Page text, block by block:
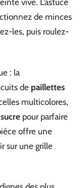
vive. L’astuce
de minces
les, puis roulez-
: la
de paillettes
multicolores,
pour parfaire
offre une
sur une grille